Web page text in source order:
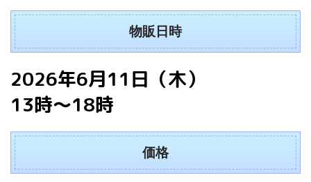
物販日時
2026年6月11日（木）
13時〜18時
価格